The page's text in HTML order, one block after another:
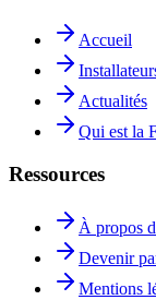
Accueil
Actualités
Qui est la
Ressources
À propos
Devenir
Mentions